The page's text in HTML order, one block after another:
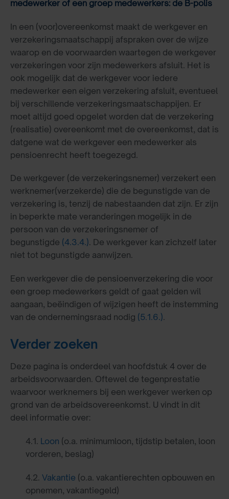
medewerker of een groep medewerkers: de B-polis
In een (voor)overeenkomst maakt de werkgever en
verzekeringsmaatschappij afspraken over de wijze
waarop en de voorwaarden waartegen de werkgever
verzekeringen voor zijn medewerkers afsluit. Het is
ook mogelijk dat de werkgever voor iedere
medewerker een eigen verzekering afsluit, eventueel
bij verschillende verzekeringsmaatschappijen. Er
moet altijd goed opgelet worden dat de verzekering
(realisatie) overeenkomt met de overeenkomst, dat is
datgene wat de werkgever een medewerker als
pensioenrecht heeft toegezegd.
De werkgever (de verzekeringsnemer) verzekert een
werknemer(verzekerde) die de begunstigde van de
verzekering is, tenzij de nabestaanden dat zijn. Er zijn
in beperkte mate veranderingen mogelijk in de
persoon van de verzekeringsnemer of
begunstigde (4.3.4.). De werkgever kan zichzelf later
niet tot begunstigde aanwijzen.
Een werkgever die de pensioenverzekering die voor
een groep medewerkers geldt of gaat gelden wil
aangaan, beëindigen of wijzigen heeft de instemming
van de ondernemingsraad nodig (5.1.6.).
Verder zoeken
Deze pagina is onderdeel van hoofdstuk 4 over de
arbeidsvoorwaarden. Oftewel de tegenprestatie
waarvoor werknemers bij een werkgever werken op
grond van de arbeidsovereenkomst. U vindt in dit
deel informatie over:
4.1. Loon (o.a. minimumloon, tijdstip betalen, loon
vorderen, beslag)
4.2. Vakantie (o.a. vakantierechten opbouwen en
opnemen, vakantiegeld)